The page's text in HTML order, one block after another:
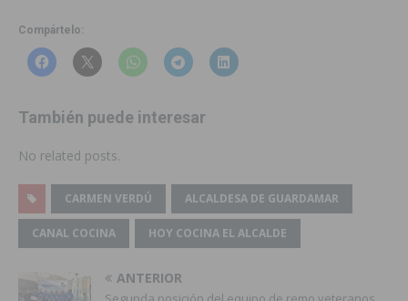
Compártelo:
También puede interesar
No related posts.
CARMEN VERDÚ ALCALDESA DE GUARDAMAR
CANAL COCINA HOY COCINA EL ALCALDE
ANTERIOR